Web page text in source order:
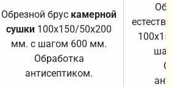
Обрезной брус камерной
сушки 100х150/50х200
мм. с шагом 600 мм.
Обработка
антисептиком.